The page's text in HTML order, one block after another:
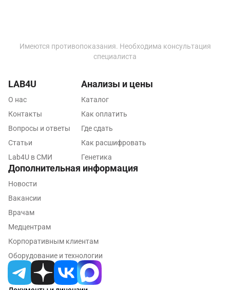
Тольятти
Тосно
Туапсе
Тула
Уфа
Фрязино
Имеются противопоказания. Необходима консультация
специалиста
LAB4U
О нас
Контакты
Вопросы и ответы
Статьи
Lab4U в СМИ
Анализы и цены
Каталог
Как оплатить
Где сдать
Как расшифровать
Генетика
Дополнительная информация
Новости
Вакансии
Врачам
Медцентрам
Корпоративным клиентам
Оборудование и технологии